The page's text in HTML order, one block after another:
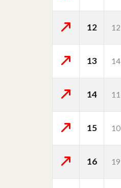
12 12
13 14
14 11
15 10
16 19